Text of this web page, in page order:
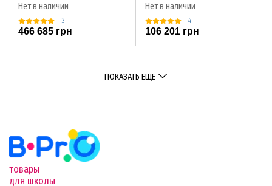
Нет в наличии
3
466 685 грн
Нет в наличии
4
106 201 грн
ПОКАЗАТЬ ЕЩЕ
товары
для школы